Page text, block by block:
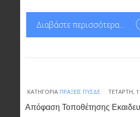
Διαβάστε περισσότερα...
ΚΑΤΗΓΟΡΊΑ ΠΡΆΞΕΙΣ ΠΥΣΔΕ ΤΕΤΆΡΤΗ,
Απόφαση Τοποθέτησης